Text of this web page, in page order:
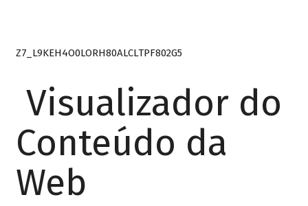
Z7_L9KEH4O0LORH80ALCLTPF802G5
Visualizador do
Conteúdo da
Web